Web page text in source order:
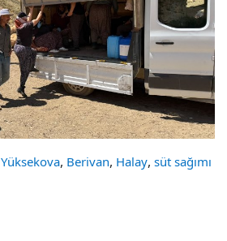
Yüksekova, Berivan, Halay, süt sağımı